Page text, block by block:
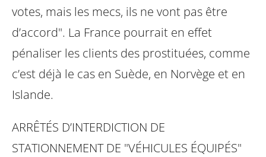
votes, mais les mecs, ils ne vont pas être
d’accord". La France pourrait en effet
pénaliser les clients des prostituées, comme
c’est déjà le cas en Suède, en Norvège et en
Islande.
ARRÊTÉS D’INTERDICTION DE
STATIONNEMENT DE "VÉHICULES ÉQUIPÉS"